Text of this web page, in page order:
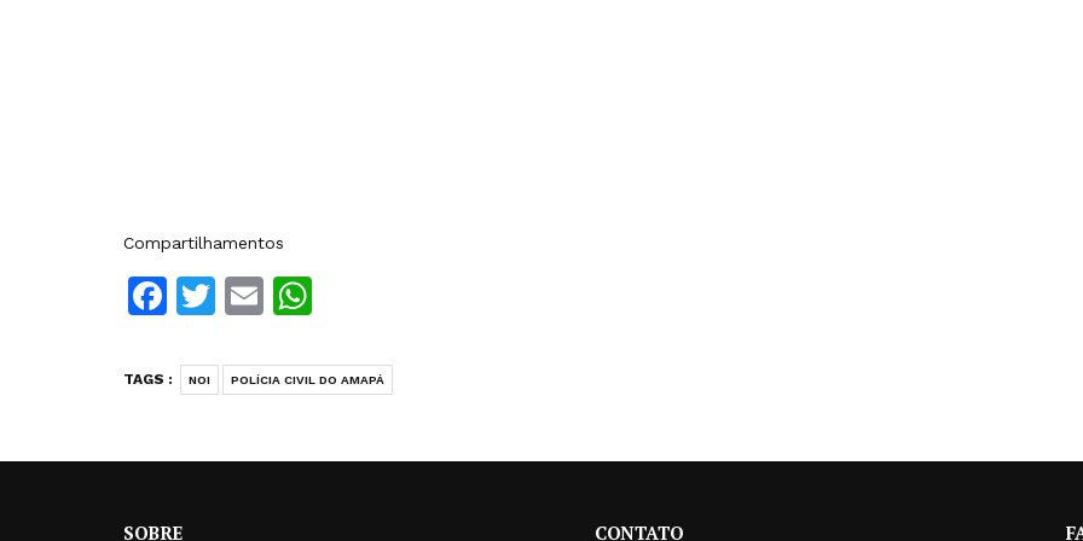
Compartilhamentos
Facebook
Twitter
Email
TAGS : NOI POLÍCIA CIVIL DO AMAPÁ
SOBRE CONTATO